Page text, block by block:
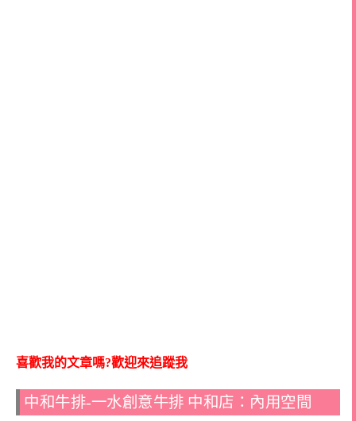
喜歡我的文章嗎?歡迎來追蹤我
中和牛排-一水創意牛排 中和店：內用空間